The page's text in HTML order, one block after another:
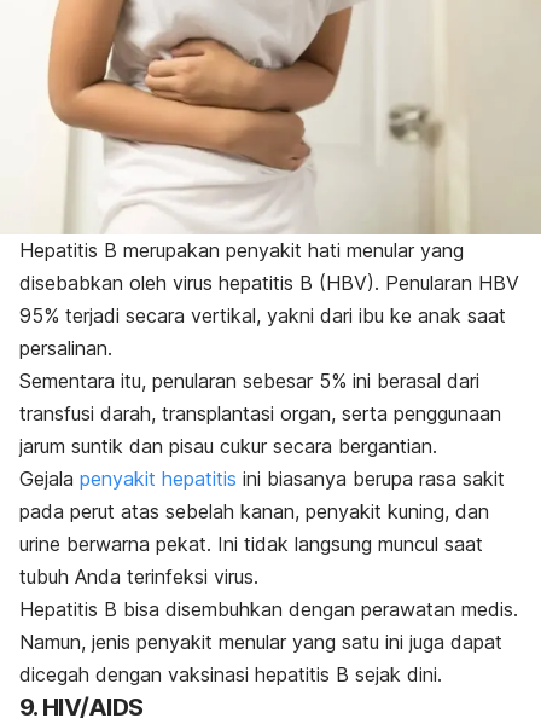
Hepatitis B merupakan penyakit hati menular yang
disebabkan oleh virus hepatitis B (HBV). Penularan HBV
95% terjadi secara vertikal, yakni dari ibu ke anak saat
persalinan.
Sementara itu, penularan sebesar 5% ini berasal dari
transfusi darah, transplantasi organ, serta penggunaan
jarum suntik dan pisau cukur secara bergantian.
Gejala penyakit hepatitis ini biasanya berupa rasa sakit
pada perut atas sebelah kanan, penyakit kuning, dan
urine berwarna pekat. Ini tidak langsung muncul saat
tubuh Anda terinfeksi virus.
Hepatitis B bisa disembuhkan dengan perawatan medis.
Namun, jenis penyakit menular yang satu ini juga dapat
dicegah dengan vaksinasi hepatitis B sejak dini.
9. HIV/AIDS